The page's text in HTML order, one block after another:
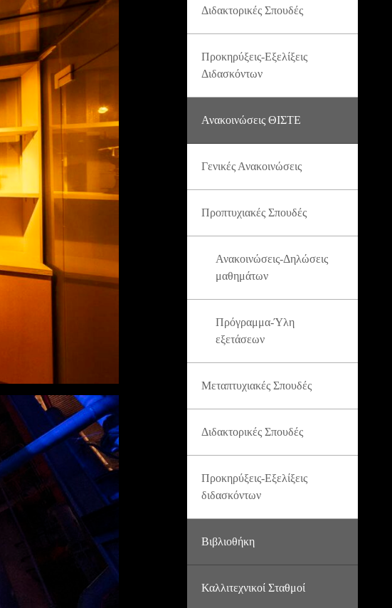
Διδακτορικές Σπουδές
Προκηρύξεις-Εξελίξεις
Διδασκόντων
Ανακοινώσεις ΘΙΣΤΕ
Γενικές Ανακοινώσεις
Προπτυχιακές Σπουδές
Ανακοινώσεις-Δηλώσεις
μαθημάτων
Πρόγραμμα-Ύλη
εξετάσεων
Μεταπτυχιακές Σπουδές
Διδακτορικές Σπουδές
Προκηρύξεις-Εξελίξεις
διδασκόντων
Βιβλιοθήκη
Καλλιτεχνικοί Σταθμοί